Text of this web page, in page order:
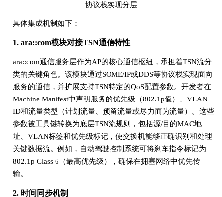
协议栈实现分层
具体集成机制如下：
1. ara::com模块对接TSN通信特性
ara::com通信服务层作为AP的核心通信枢纽，承担着TSN流分
类的关键角色。该模块通过SOME/IP或DDS等协议栈实现面向
服务的通信，并扩展支持TSN特定的QoS配置参数。开发者在
Machine Manifest中声明服务的优先级（802.1p值）、VLAN
ID和流量类型（计划流量、预留流量或尽力而为流量）。这些
参数被工具链转换为底层TSN流规则，包括源/目的MAC地
址、VLAN标签和优先级标记，使交换机能够正确识别和处理
关键数据流。例如，自动驾驶控制系统可将刹车指令标记为
802.1p Class 6（最高优先级），确保在拥塞网络中优先传
输。
2. 时间同步机制